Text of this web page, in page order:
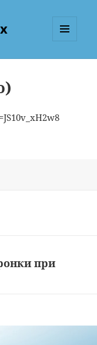
при